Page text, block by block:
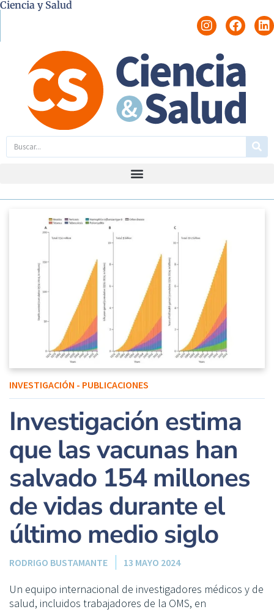
Ciencia y Salud
INVESTIGACIÓN - PUBLICACIONES
Investigación estima
que las vacunas han
salvado 154 millones
de vidas durante el
último medio siglo
RODRIGO BUSTAMANTE 13 MAYO 2024
Un equipo internacional de investigadores médicos y de
salud, incluidos trabajadores de la OMS, en